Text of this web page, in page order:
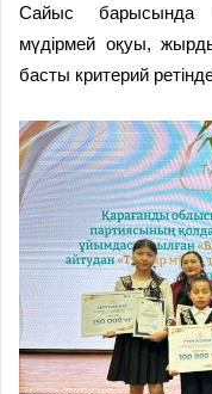
Сайыс барысында
мүдірмей оқуы,
басты критерий